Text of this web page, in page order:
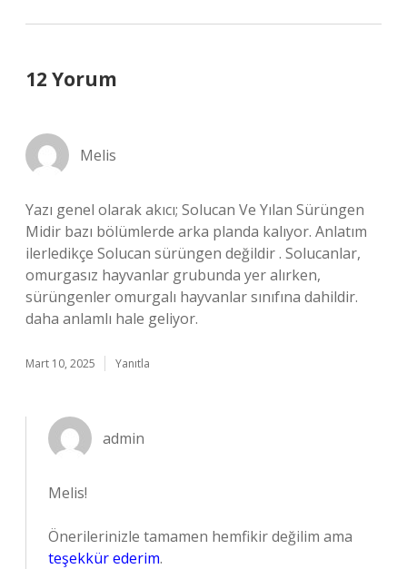
12 Yorum
Melis
Yazı genel olarak akıcı; Solucan Ve Yılan Sürüngen
Midir bazı bölümlerde arka planda kalıyor. Anlatım
ilerledikçe Solucan sürüngen değildir . Solucanlar,
omurgasız hayvanlar grubunda yer alırken,
sürüngenler omurgalı hayvanlar sınıfına dahildir.
daha anlamlı hale geliyor.
Mart 10, 2025 Yanıtla
admin
Melis!
Önerilerinizle tamamen hemfikir değilim ama
teşekkür ederim.